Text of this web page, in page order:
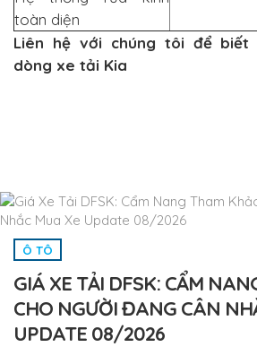
toàn diện
Liên hệ với chúng tôi để
dòng xe tải Kia
Ô TÔ
GIÁ XE TẢI DFSK: CẨM
CHO NGƯỜI ĐANG CÂN
UPDATE 08/2026